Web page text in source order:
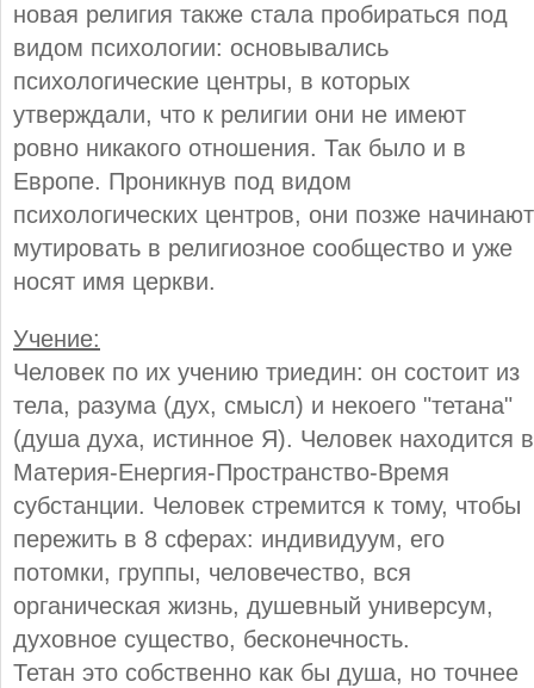
новая религия также стала пробираться под
видом психологии: основывались
психологические центры, в которых
утверждали, что к религии они не имеют
ровно никакого отношения. Так было и в
Европе. Проникнув под видом
психологических центров, они позже начинают
мутировать в религиозное сообщество и уже
носят имя церкви.
Учение:
Человек по их учению триедин: он состоит из
тела, разума (дух, смысл) и некоего "тетана"
(душа духа, истинное Я). Человек находится в
Материя-Енергия-Пространство-Время
субстанции. Человек стремится к тому, чтобы
пережить в 8 сферах: индивидуум, его
потомки, группы, человечество, вся
органическая жизнь, душевный универсум,
духовное существо, бесконечность.
Тетан это собственно как бы душа, но точнее